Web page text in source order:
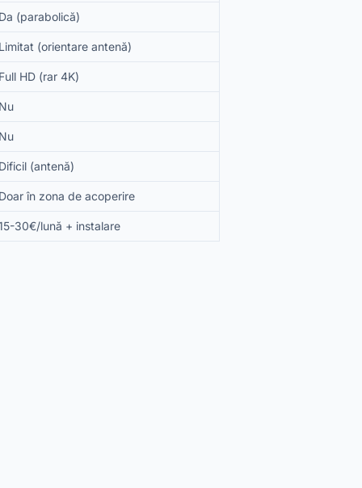
Da (parabolică)
Limitat (orientare antenă)
Full HD (rar 4K)
Nu
Nu
Dificil (antenă)
Doar în zona de acoperire
30€/lună + instalare